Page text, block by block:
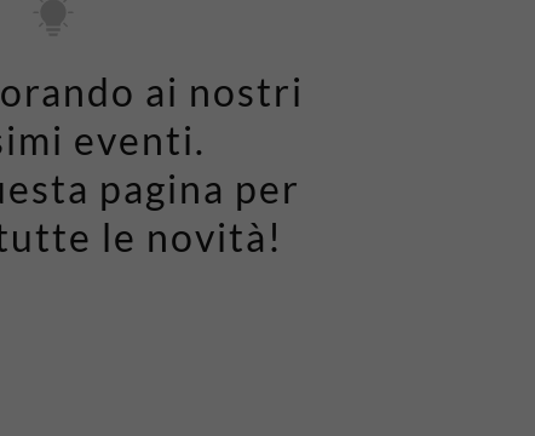
ai nostri
eventi.
pagina per
le novità!